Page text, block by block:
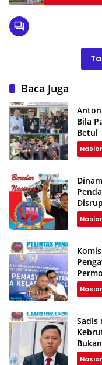
Baca Juga
Bila
Betul
Sadis